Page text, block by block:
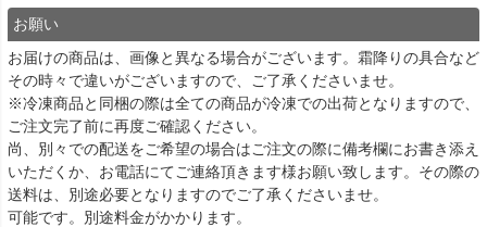
お願い
お届けの商品は、画像と異なる場合がございます。霜降りの具合など
その時々で違いがございますので、ご了承くださいませ。
※冷凍商品と同梱の際は全ての商品が冷凍での出荷となりますので、
ご注文完了前に再度ご確認ください。
尚、別々での配送をご希望の場合はご注文の際に備考欄にお書き添え
いただくか、お電話にてご連絡頂きます様お願い致します。その際の
送料は、別途必要となりますのでご了承くださいませ。
可能です。別途料金がかかります。